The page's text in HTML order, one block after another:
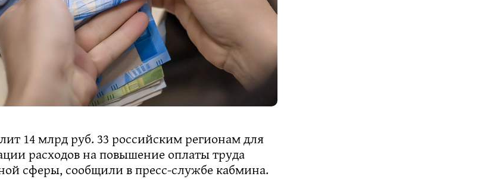
14 млрд руб. 33 российским регионам для
расходов на повышение оплаты труда
сферы, сообщили в пресс‑службе кабмина.